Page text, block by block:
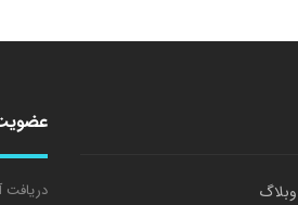
وبلاگ
دریافت